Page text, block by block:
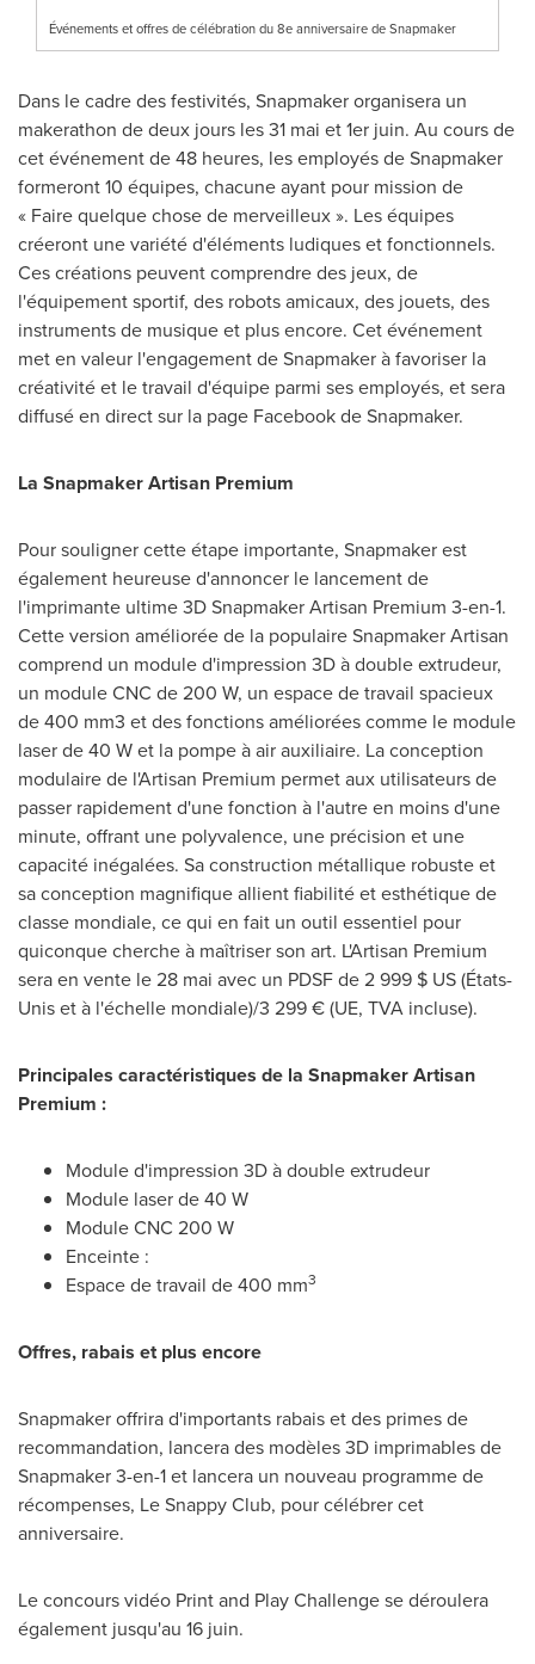
Événements et offres de célébration du 8e anniversaire de Snapmaker
Dans le cadre des festivités, Snapmaker organisera un
makerathon de deux jours les 31 mai et 1er juin. Au cours de
cet événement de 48 heures, les employés de Snapmaker
formeront 10 équipes, chacune ayant pour mission de
« Faire quelque chose de merveilleux ». Les équipes
créeront une variété d'éléments ludiques et fonctionnels.
Ces créations peuvent comprendre des jeux, de
l'équipement sportif, des robots amicaux, des jouets, des
instruments de musique et plus encore. Cet événement
met en valeur l'engagement de Snapmaker à favoriser la
créativité et le travail d'équipe parmi ses employés, et sera
diffusé en direct sur la page Facebook de Snapmaker.
La Snapmaker Artisan Premium
Pour souligner cette étape importante, Snapmaker est
également heureuse d'annoncer le lancement de
l'imprimante ultime 3D Snapmaker Artisan Premium 3-en-1.
Cette version améliorée de la populaire Snapmaker Artisan
comprend un module d'impression 3D à double extrudeur,
un module CNC de 200 W, un espace de travail spacieux
de 400 mm3 et des fonctions améliorées comme le module
laser de 40 W et la pompe à air auxiliaire. La conception
modulaire de l'Artisan Premium permet aux utilisateurs de
passer rapidement d'une fonction à l'autre en moins d'une
minute, offrant une polyvalence, une précision et une
capacité inégalées. Sa construction métallique robuste et
sa conception magnifique allient fiabilité et esthétique de
classe mondiale, ce qui en fait un outil essentiel pour
quiconque cherche à maîtriser son art. L'Artisan Premium
sera en vente le 28 mai avec un PDSF de 2 999 $ US (États-
Unis et à l'échelle mondiale)/3 299 € (UE, TVA incluse).
Principales caractéristiques de la Snapmaker Artisan
Premium :
Module d'impression 3D à double extrudeur
Module laser de 40 W
Module CNC 200 W
Enceinte :
Espace de travail de 400 mm3
Offres, rabais et plus encore
Snapmaker offrira d'importants rabais et des primes de
recommandation, lancera des modèles 3D imprimables de
Snapmaker 3-en-1 et lancera un nouveau programme de
récompenses, Le Snappy Club, pour célébrer cet
anniversaire.
Le concours vidéo Print and Play Challenge se déroulera
également jusqu'au 16 juin.